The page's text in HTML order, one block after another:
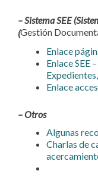
– Sistema SEE (S
(Gestión
Enlace
Enlace SEE
Enlace
– Otros
Algunas
Charlas de